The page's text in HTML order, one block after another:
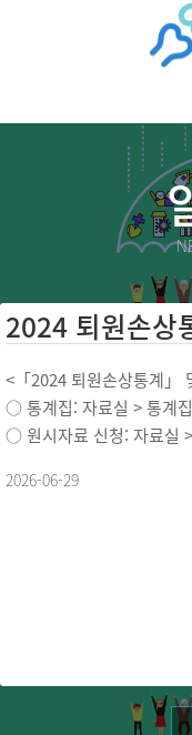
<「2024 퇴원손상통계」
○ 통계집: 자료실 > 통계집
○ 원시자료 신청: 자료실
2026-06-29